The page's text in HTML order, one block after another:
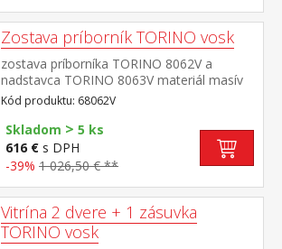
Zostava príborník TORINO vosk
zostava príborníka TORINO 8062V a
nadstavca TORINO 8063V materiál masív
borovice voskovaná v medovom odtieni
kovové úchytky vo farebnom prevedení
černená mosadz príborník: 3 dvere, 3
zásuvky s kovovými pojazdmi nadstavec:
dvoje presklené dvierka rozmer príborníka
(š/h/v) 129 × 40 × 80 cm rozmer nadstavca
(š/h/v) 129 × 33 × 100 cm
Kód produktu: 68062V
Skladom > 5 ks
616 € s DPH
-39% 1 026,50 € **
Vitrína 2 dvere + 1 zásuvka
TORINO vosk